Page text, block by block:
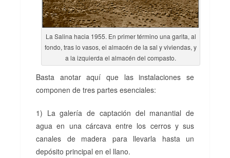
La Salina hacia 1955. En primer término una garita, al
fondo, tras lo vasos, el almacén de la sal y viviendas, y
a la izquierda el almacén del compasto.
Basta anotar aquí que las instalaciones se
componen de tres partes esenciales:
1) La galería de captación del manantial de
agua en una cárcava entre los cerros y sus
canales de madera para llevarla hasta un
depósito principal en el llano.